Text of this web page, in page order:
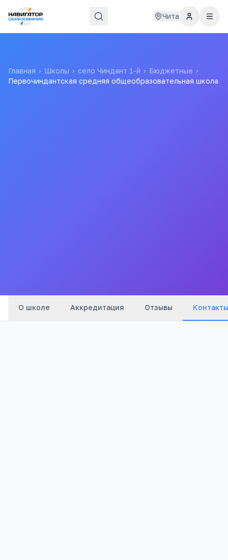
Чита
Главная › Школы › село Чиндант 1-й › Бюджетные ›
Первочиндантская средняя общеобразовательная школа
О школе Аккредитация Отзывы Контакты